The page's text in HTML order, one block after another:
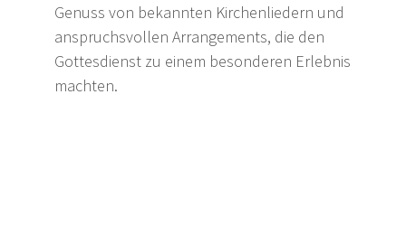
Genuss von bekannten Kirchenliedern und
anspruchsvollen Arrangements, die den
Gottesdienst zu einem besonderen Erlebnis
machten.